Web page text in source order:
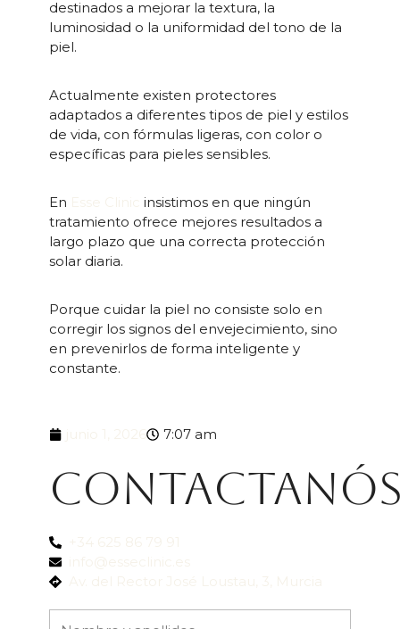
destinados a mejorar la textura, la
luminosidad o la uniformidad del tono de la
piel.
Actualmente existen protectores
adaptados a diferentes tipos de piel y estilos
de vida, con fórmulas ligeras, con color o
específicas para pieles sensibles.
En
insistimos en que ningún
tratamiento ofrece mejores resultados a
largo plazo que una correcta protección
solar diaria.
Porque cuidar la piel no consiste solo en
corregir los signos del envejecimiento, sino
en prevenirlos de forma inteligente y
constante.
7:07 am